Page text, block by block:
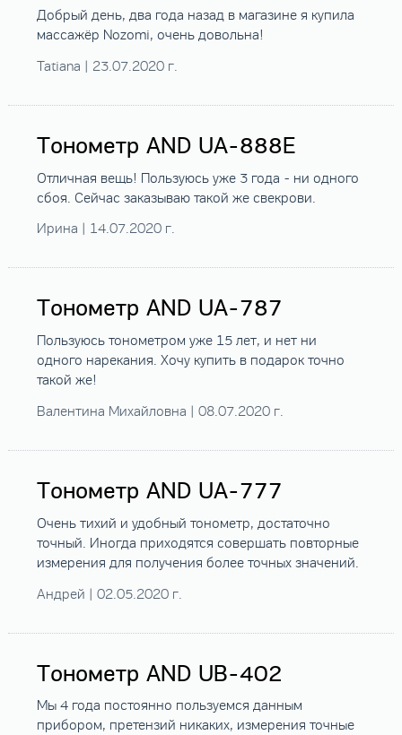
Добрый день, два года назад в магазине я купила
массажёр Nozomi, очень довольна!
Tatiana | 23.07.2020 г.
Тонометр AND UA-888E
Отличная вещь! Пользуюсь уже 3 года - ни одного
сбоя. Сейчас заказываю такой же свекрови.
Ирина | 14.07.2020 г.
Тонометр AND UA-787
Пользуюсь тонометром уже 15 лет, и нет ни
одного нарекания. Хочу купить в подарок точно
такой же!
Валентина Михайловна | 08.07.2020 г.
Тонометр AND UA-777
Очень тихий и удобный тонометр, достаточно
точный. Иногда приходятся совершать повторные
измерения для получения более точных значений.
Андрей | 02.05.2020 г.
Тонометр AND UB-402
Мы 4 года постоянно пользуемся данным
прибором, претензий никаких, измерения точные